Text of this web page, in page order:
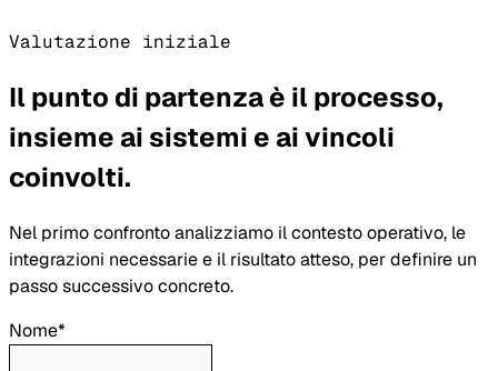
Valutazione iniziale
Il punto di partenza è il processo,
insieme ai sistemi e ai vincoli
coinvolti.
Nel primo confronto analizziamo il contesto operativo, le
integrazioni necessarie e il risultato atteso, per definire un
passo successivo concreto.
Nome*